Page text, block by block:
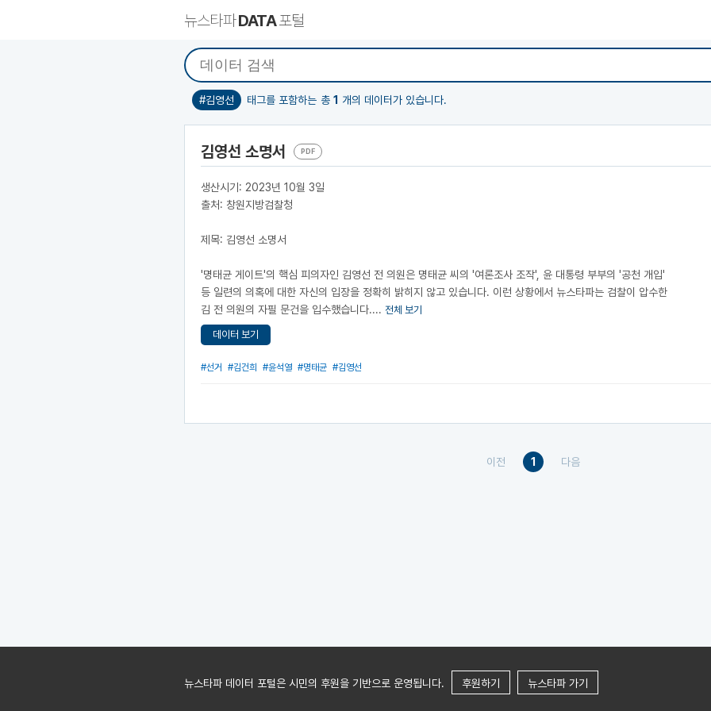
뉴스타파DATA포털
#김영선 태그를 포함하는 총 1 개의 데이터가 있습니다.
김영선 소명서 PDF
생산시기: 2023년 10월 3일
출처: 창원지방검찰청
제목: 김영선 소명서
'명태균 게이트'의 핵심 피의자인 김영선 전 의원은 명태균 씨의 '여론조사 조작', 윤 대통령 부부의 '공천 개입'
등 일련의 의혹에 대한 자신의 입장을 정확히 밝히지 않고 있습니다. 이런 상황에서 뉴스타파는 검찰이 압수한
김 전 의원의 자필 문건을 입수했습니다.... 전체 보기
데이터 보기
#선거 #김건희 #윤석열 #명태균 #김영선
이전 1 다음
뉴스타파 데이터 포털은 시민의 후원을 기반으로 운영됩니다. 후원하기 뉴스타파 가기